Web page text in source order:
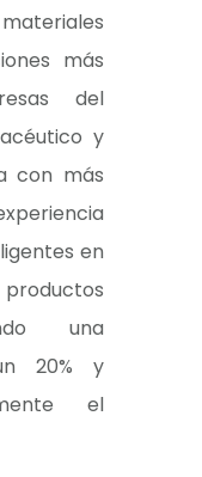
más
del
y
con más
en
una
20% y
el